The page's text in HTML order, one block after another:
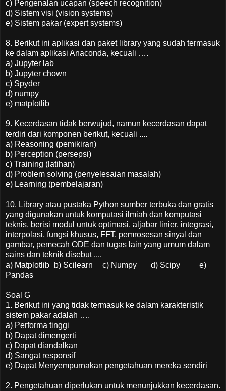
c) Pengenalan ucapan (speech recognition)
d) Sistem visi (vision systems)
e) Sistem pakar (expert systems)
8. Berikut ini aplikasi dan paket library yang sudah termasuk
ke dalam aplikasi Anaconda, kecuali ….
a) Jupyter lab
b) Jupyter chown
c) Spyder
d) numpy
e) matplotlib
9. Kecerdasan tidak berwujud, namun kecerdasan dapat
terdiri dari komponen berikut, kecuali ....
a) Reasoning (pemikiran)
b) Perception (persepsi)
c) Training (latihan)
d) Problem solving (penyelesaian masalah)
e) Learning (pembelajaran)
10. Library atau pustaka Python sumber terbuka dan gratis
yang digunakan untuk komputasi ilmiah dan komputasi
teknis, berisi modul untuk optimasi, aljabar linier, integrasi,
interpolasi, fungsi khusus, FFT, pemrosesan sinyal dan
gambar, pemecah ODE dan tugas lain yang umum dalam
sains dan teknik disebut ....
a) Matplotlib
b) Scilearn c) Numpy d) Scipy
e)
Pandas
Soal G
1. Berikut ini yang tidak termasuk ke dalam karakteristik
sistem pakar adalah ….
a) Performa tinggi
b) Dapat dimengerti
c) Dapat diandalkan
d) Sangat responsif
e) Dapat Menyempurnakan pengetahuan mereka sendiri
2. Pengetahuan diperlukan untuk menunjukkan kecerdasan.